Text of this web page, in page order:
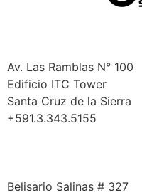
Av. Las Ramblas N° 100
Edificio ITC Tower
Santa Cruz de la Sierra
+591.3.343.5155
Belisario Salinas # 327